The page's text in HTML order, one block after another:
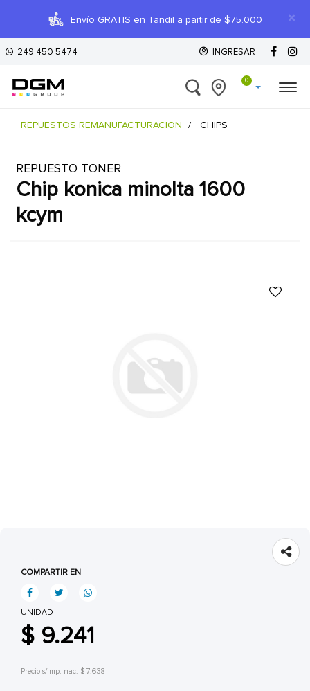
×
Envío GRATIS en Tandil a partir de $75.000
249 450 5474 INGRESAR
0
REPUESTOS REMANUFACTURACION CHIPS
REPUESTO TONER
chip konica minolta 1600
kcym
COMPARTIR EN
UNIDAD
$ 9.241
Precio s/imp. nac. $ 7.638